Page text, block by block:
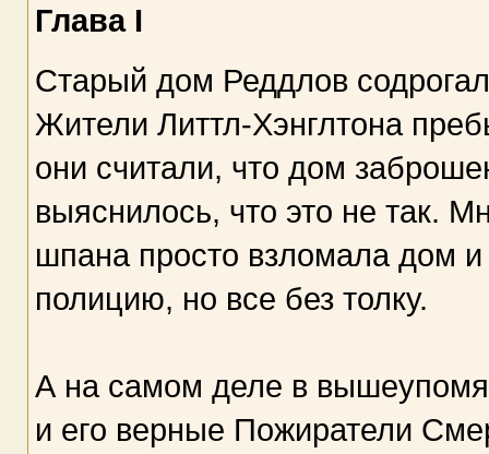
Глава I
Старый дом Реддлов
Жители Литтл-Хэнглтона
они считали, что дом
выяснилось, что это не так.
шпана просто взломала дом
полицию, но все без толку.
А на самом деле в
и его верные Пожиратели